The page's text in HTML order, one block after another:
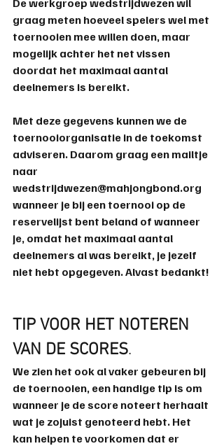
De werkgroep wedstrijdwezen wil
graag meten hoeveel spelers wel met
toernooien mee willen doen, maar
mogelijk achter het net vissen
doordat het maximaal aantal
deelnemers is bereikt.
Met deze gegevens kunnen we de
toernooiorganisatie in de toekomst
adviseren. Daarom graag een mailtje
naar
wedstrijdwezen@mahjongbond.org
wanneer je bij een toernooi op de
reservelijst bent beland of wanneer
je, omdat het maximaal aantal
deelnemers al was bereikt, je jezelf
niet hebt opgegeven. Alvast bedankt!
TIP VOOR HET NOTEREN
VAN DE SCORES.
We zien het ook al vaker gebeuren bij
de toernooien, een handige tip is om
wanneer je de score noteert herhaalt
wat je zojuist genoteerd hebt. Het
kan helpen te voorkomen dat er